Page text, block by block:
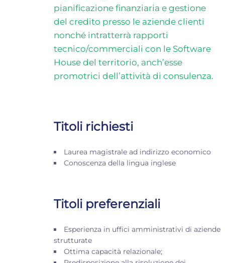
pianificazione finanziaria e gestione
del credito presso le aziende clienti
nonché intratterrà rapporti
tecnico/commerciali con le Software
House del territorio, anch’esse
promotrici dell’attività di consulenza.
Titoli richiesti
Laurea magistrale ad indirizzo economico
Conoscenza della lingua inglese
Titoli preferenziali
Esperienza in uffici amministrativi di aziende
strutturate
Ottima capacità relazionale;